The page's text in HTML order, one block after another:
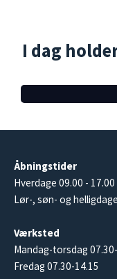
I dag
Åbningstider
Hverdage 09.00 - 17.00
Lør-, søn- og
Værksted
Mandag-torsdag
Fredag 07.30-14.15